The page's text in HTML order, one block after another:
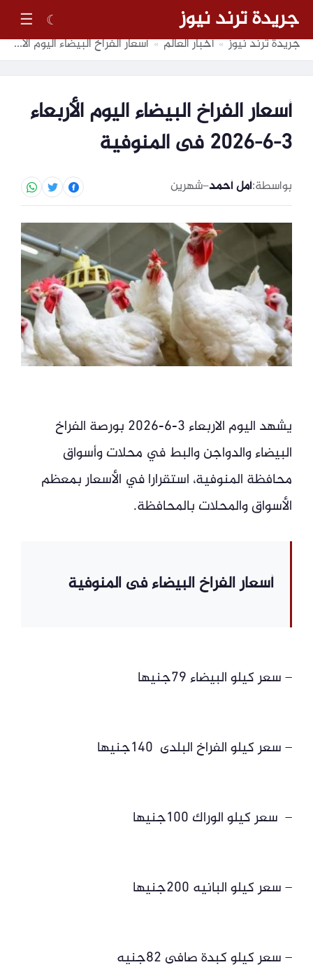
جريدة ترند نيوز ☾
☰
جريدة ترند نيوز » أخبار العالم » أسعار الفراخ البيضاء اليوم الأربعاء 3-6-2026 فى المنوفية
أسعار الفراخ البيضاء اليوم الأربعاء
3-6-2026 فى المنوفية
بواسطة:أمل أحمد–شهرين
يشهد اليوم الاربعاء 3-6-2026 بورصة الفراخ
البيضاء والدواجن والبط في محلات وأسواق
محافظة المنوفية، استقرارا في الأسعار بمعظم
الأسواق والمحلات بالمحافظة.
أسعار الفراخ البيضاء فى المنوفية
– سعر كيلو البيضاء 79جنيها
– سعر كيلو الفراخ البلدى 140جنيها
– سعر كيلو الوراك 100جنيها
– سعر كيلو البانيه 200جنيها
– سعر كيلو كبدة صافى 82جنيه